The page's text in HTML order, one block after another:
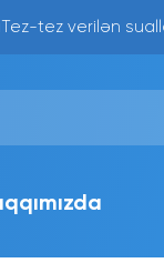
Tez-tez verilən